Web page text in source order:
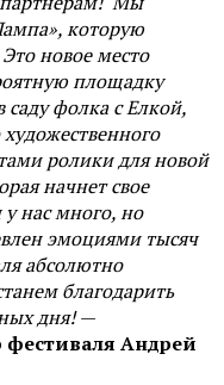
которую
новое место
площадку
фолка с Елкой,
ролики для новой
начнет свое
нас много, но
эмоциями тысяч
абсолютно
благодарить
дня!—
Андрей